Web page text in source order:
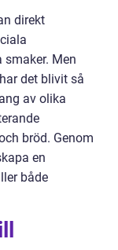
direkt
Men
det blivit så
av olika
bröd. Genom
en
både